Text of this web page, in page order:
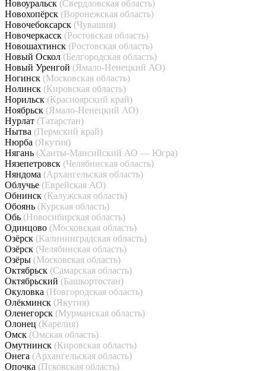
Новоуральск (Свердловская область)
Новохопёрск (Воронежская область)
Новочебоксарск (Чувашия)
Новочеркасск (Ростовская область)
Новошахтинск (Ростовская область)
Новый Оскол (Белгородская область)
Новый Уренгой (Ямало-Ненецкий АО)
Ногинск (Московская область)
Нолинск (Кировская область)
Норильск (Красноярский край)
Ноябрьск (Ямало-Ненецкий АО)
Нурлат (Татарстан)
Нытва (Пермский край)
Нюрба (Якутия)
Нягань (Ханты-Мансийский АО — Югра)
Нязепетровск (Челябинская область)
Няндома (Архангельская область)
Облучье (Еврейская АО)
Обнинск (Калужская область)
Обоянь (Курская область)
Обь (Новосибирская область)
Одинцово (Московская область)
Озёрск (Калининградская область)
Озёрск (Челябинская область)
Озёры (Московская область)
Октябрьск (Самарская область)
Октябрьский (Башкортостан)
Окуловка (Новгородская область)
Олёкминск (Якутия)
Оленегорск (Мурманская область)
Олонец (Карелия)
Омск (Омская область)
Омутнинск (Кировская область)
Онега (Архангельская область)
Опочка (Псковская область)